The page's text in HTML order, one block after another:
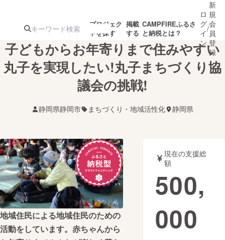
プロジェク
トを探す
注目の新着プロ募集終了が近いプ
テクノロジー・ガジェット
映像・映画 書籍・雑誌
ビジネス・起業 チャレンジ
掲載
する
CAMPFIREふるさ
と納税とは？
ロ
グ
イ
ン
/
新
規
会
員
登
録
子どもからお年寄りまで住みやすい
丸子を実現したい!丸子まちづくり協
議会の挑戦!
静岡県静岡市 まちづくり・地域活性化 静岡県
地域住民による地域住民のための
活動をしています。赤ちゃんから
現在の支援総
額
500,
000